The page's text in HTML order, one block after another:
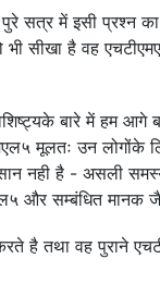
सत्र में इसी प्रश्न
सीखा है वह
बारे में हम आगे
मूलतः उन लोगोंके
नही है - असली
और सम्बंधित
है तथा वह पुराने